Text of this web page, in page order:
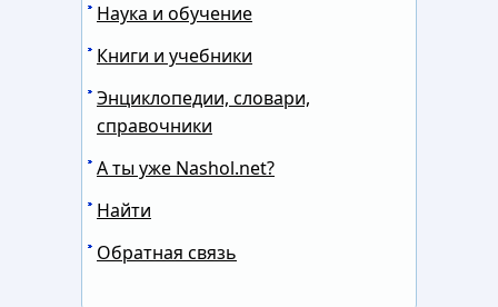
Наука и обучение
Книги и учебники
Энциклопедии, словари,
справочники
А ты уже Nashol.net?
Найти
Обратная связь